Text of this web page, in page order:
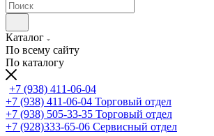
Каталог
По всему сайту
По каталогу
+7 (938) 411-06-04
+7 (938) 411-06-04 Торговый отдел
+7 (938) 505-33-35 Торговый отдел
+7 (928)333-65-06 Сервисный отдел